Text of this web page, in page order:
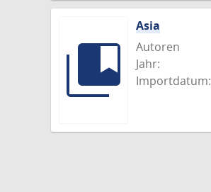
Asia
Autoren
Jahr:
Importdatum: